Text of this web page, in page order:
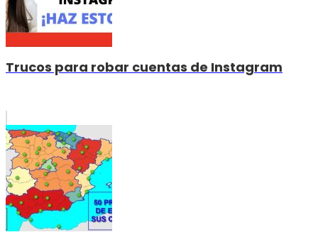
Trucos para robar cuentas de Instagram